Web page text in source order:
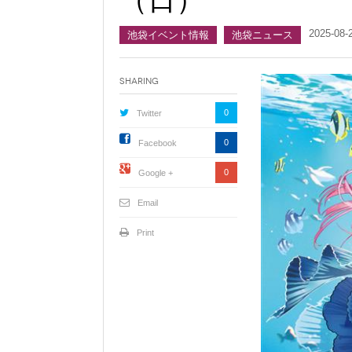
池袋イベント情報 池袋ニュース 2025-08-
Sharing
Twitter 0
Facebook 0
Google + 0
Email
Print